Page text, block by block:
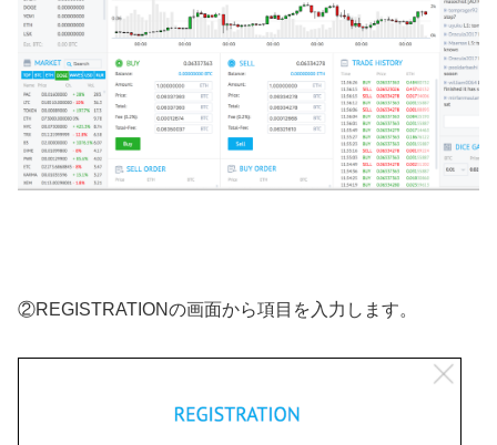
②REGISTRATIONの画面から項目を入力します。